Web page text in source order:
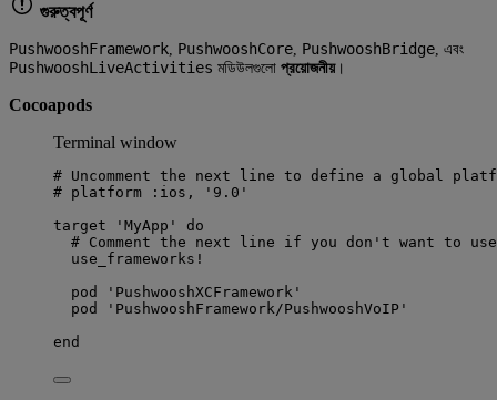
গুরুত্বপূর্ণ
PushwooshFramework PushwooshCore PushwooshBridge , এবং
PushwooshLiveActivities মডিউলগুলো প্রয়োজনীয়।
Cocoapods
Terminal window
# Uncomment the next line to define a global
# platform :ios, '9.0'
target
' MyApp '
do
# Comment the next line if you don't want to use
use_frameworks!
pod
' PushwooshXCFramework '
pod
' PushwooshFramework/PushwooshVoIP '
end